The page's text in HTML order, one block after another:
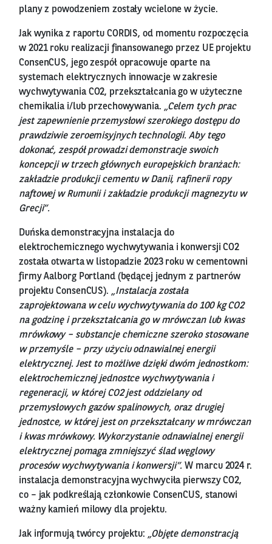
plany z powodzeniem zostały wcielone w życie.
Jak wynika z raportu CORDIS, od momentu rozpoczęcia
w 2021 roku realizacji finansowanego przez UE projektu
ConsenCUS, jego zespół opracowuje oparte na
systemach elektrycznych innowacje w zakresie
wychwytywania CO2, przekształcania go w użyteczne
chemikalia i/lub przechowywania. „Celem tych prac
jest zapewnienie przemysłowi szerokiego dostępu do
prawdziwie zeroemisyjnych technologii. Aby tego
dokonać, zespół prowadzi demonstracje swoich
koncepcji w trzech głównych europejskich branżach:
zakładzie produkcji cementu w Danii, rafinerii ropy
naftowej w Rumunii i zakładzie produkcji magnezytu w
Grecji”.
Duńska demonstracyjna instalacja do
elektrochemicznego wychwytywania i konwersji CO2
została otwarta w listopadzie 2023 roku w cementowni
firmy Aalborg Portland (będącej jednym z partnerów
projektu ConsenCUS). „Instalacja została
zaprojektowana w celu wychwytywania do 100 kg CO2
na godzinę i przekształcania go w mrówczan lub kwas
mrówkowy – substancje chemiczne szeroko stosowane
w przemyśle – przy użyciu odnawialnej energii
elektrycznej. Jest to możliwe dzięki dwóm jednostkom:
elektrochemicznej jednostce wychwytywania i
regeneracji, w której CO2 jest oddzielany od
przemysłowych gazów spalinowych, oraz drugiej
jednostce, w której jest on przekształcany w mrówczan
i kwas mrówkowy. Wykorzystanie odnawialnej energii
elektrycznej pomaga zmniejszyć ślad węglowy
procesów wychwytywania i konwersji”.W marcu 2024 r.
instalacja demonstracyjna wychwyciła pierwszy CO2,
co – jak podkreślają członkowie ConsenCUS, stanowi
ważny kamień milowy dla projektu.
Jak informują twórcy projektu: „Objęte demonstracją